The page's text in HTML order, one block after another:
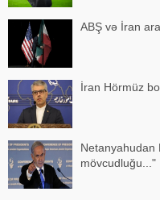
ABŞ və İran
İran Hörmüz
Netanyahudan
mövcudluğu..."